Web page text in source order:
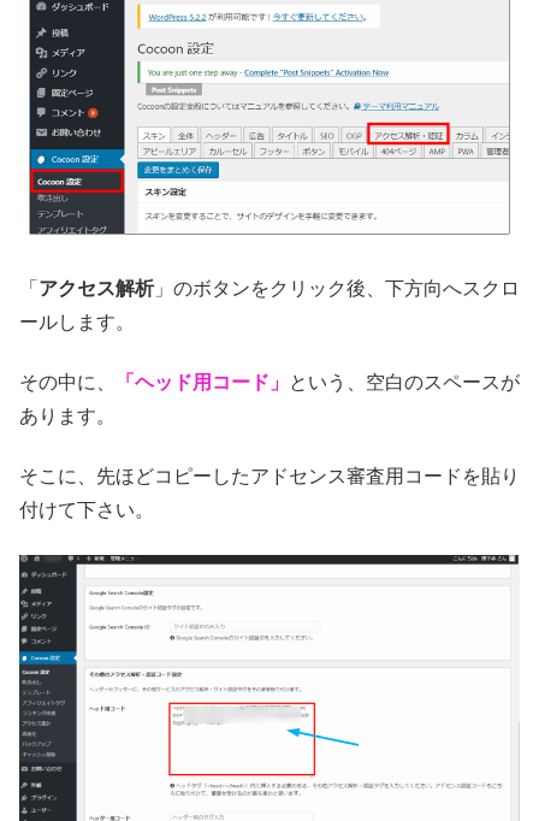
「 アクセス解析」のボタンをクリック後、下方向へスクロ
ールします。
その中に、 「ヘッド用コード」 という、空白のスペースが
あります。
そこに、先ほどコピーしたアドセンス審査用コードを貼り
付けて下さい。